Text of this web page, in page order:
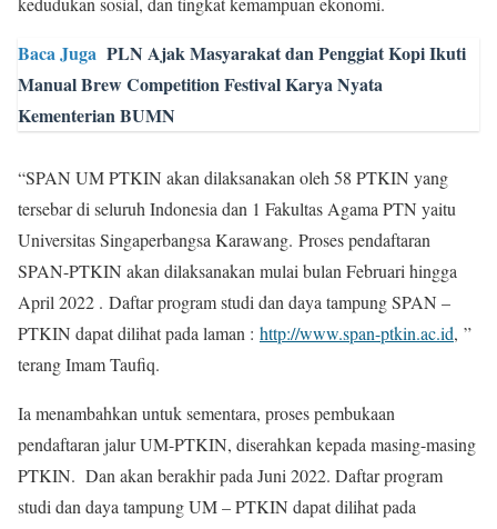
Baca Juga PLN Ajak Masyarakat dan Penggiat Kopi Ikuti
Manual Brew Competition Festival Karya Nyata
Kementerian BUMN
“SPAN UM PTKIN akan dilaksanakan oleh 58 PTKIN yang
tersebar di seluruh Indonesia dan 1 Fakultas Agama PTN yaitu
Universitas Singaperbangsa Karawang. Proses pendaftaran
SPAN-PTKIN akan dilaksanakan mulai bulan Februari hingga
April 2022 . Daftar program studi dan daya tampung SPAN –
PTKIN dapat dilihat pada laman : http://www.span-ptkin.ac.id, ”
terang Imam Taufiq.
Ia menambahkan untuk sementara, proses pembukaan
pendaftaran jalur UM-PTKIN, diserahkan kepada masing-masing
PTKIN. Dan akan berakhir pada Juni 2022. Daftar program
studi dan daya tampung UM – PTKIN dapat dilihat pada